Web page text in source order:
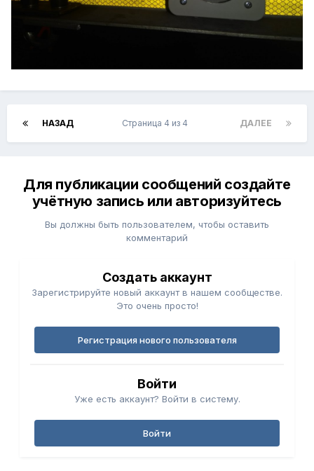
НАЗАД ДАЛЕЕ
Страница 4 из 4
Для публикации сообщений создайте
учётную запись или авторизуйтесь
Вы должны быть пользователем, чтобы оставить
комментарий
Создать аккаунт
Зарегистрируйте новый аккаунт в нашем сообществе.
Это очень просто!
Регистрация нового пользователя
Войти
Уже есть аккаунт? Войти в систему.
Войти